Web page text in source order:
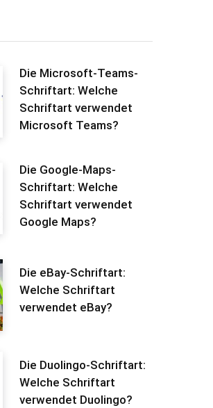
Die Microsoft-Teams-
Schriftart: Welche
Schriftart verwendet
Microsoft Teams?
Die Google-Maps-
Schriftart: Welche
Schriftart verwendet
Google Maps?
Die eBay-Schriftart:
Welche Schriftart
verwendet eBay?
Die Duolingo-Schriftart:
Welche Schriftart
verwendet Duolingo?